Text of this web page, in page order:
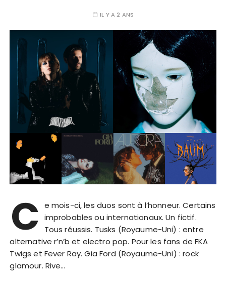
IL Y A 2 ANS
C e mois-ci, les duos sont à l’honneur. Certains
improbables ou internationaux. Un fictif.
Tous réussis. Tusks (Royaume-Uni) : entre
alternative r’n’b et electro pop. Pour les fans de FKA
Twigs et Fever Ray. Gia Ford (Royaume-Uni) : rock
glamour. Rive…